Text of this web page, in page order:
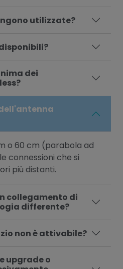
utilizzate?
dei
o 60 cm (parabola ad
connessioni che si
più distanti.
collegamento di
differente?
non è attivabile?
upgrade o